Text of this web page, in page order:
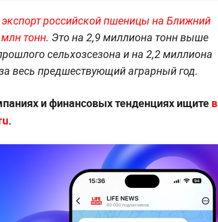
экспорт российской пшеницы на Ближний
тонн. Это на 2,9 миллиона тонн выше
сельхозсезона и на 2,2 миллиона
весь предшествующий аграрный год.
и финансовых тенденциях ищите в
.